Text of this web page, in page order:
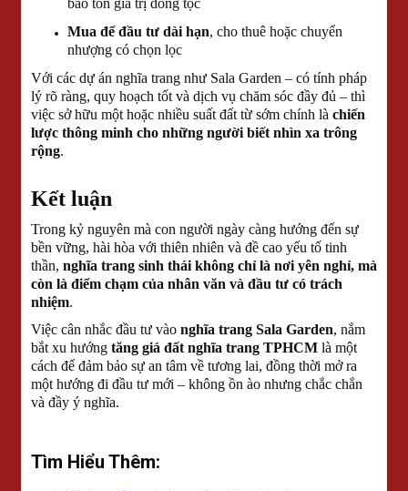
bảo tồn giá trị dòng tộc
Mua để đầu tư dài hạn, cho thuê hoặc chuyển
nhượng có chọn lọc
Với các dự án nghĩa trang như Sala Garden – có tính pháp
lý rõ ràng, quy hoạch tốt và dịch vụ chăm sóc đầy đủ – thì
việc sở hữu một hoặc nhiều suất đất từ sớm chính là chiến
lược thông minh cho những người biết nhìn xa trông
rộng.
Kết luận
Trong kỷ nguyên mà con người ngày càng hướng đến sự
bền vững, hài hòa với thiên nhiên và đề cao yếu tố tinh
thần, nghĩa trang sinh thái không chỉ là nơi yên nghỉ, mà
còn là điểm chạm của nhân văn và đầu tư có trách
nhiệm.
Việc cân nhắc đầu tư vào nghĩa trang Sala Garden, nắm
bắt xu hướng tăng giá đất nghĩa trang TPHCM là một
cách để đảm bảo sự an tâm về tương lai, đồng thời mở ra
một hướng đi đầu tư mới – không ồn ào nhưng chắc chắn
và đầy ý nghĩa.
Tìm Hiểu Thêm: